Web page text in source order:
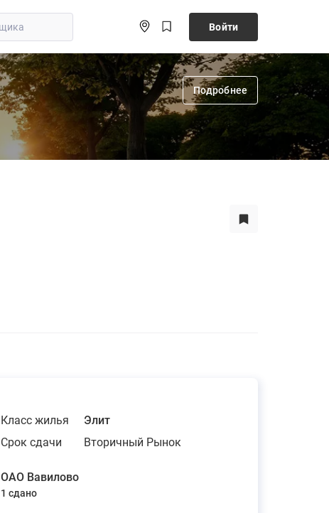
Войти
Подробнее
Класс жилья
Элит
Срок сдачи
Вторичный Рынок
ОАО Вавилово
1 сдано